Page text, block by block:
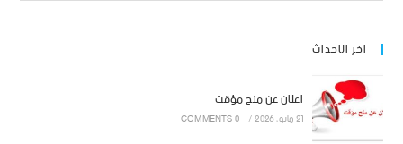
اخر الاحداث
اعلان عن منح مؤقت
21 مايو، 2026 /
0 COMMENTS